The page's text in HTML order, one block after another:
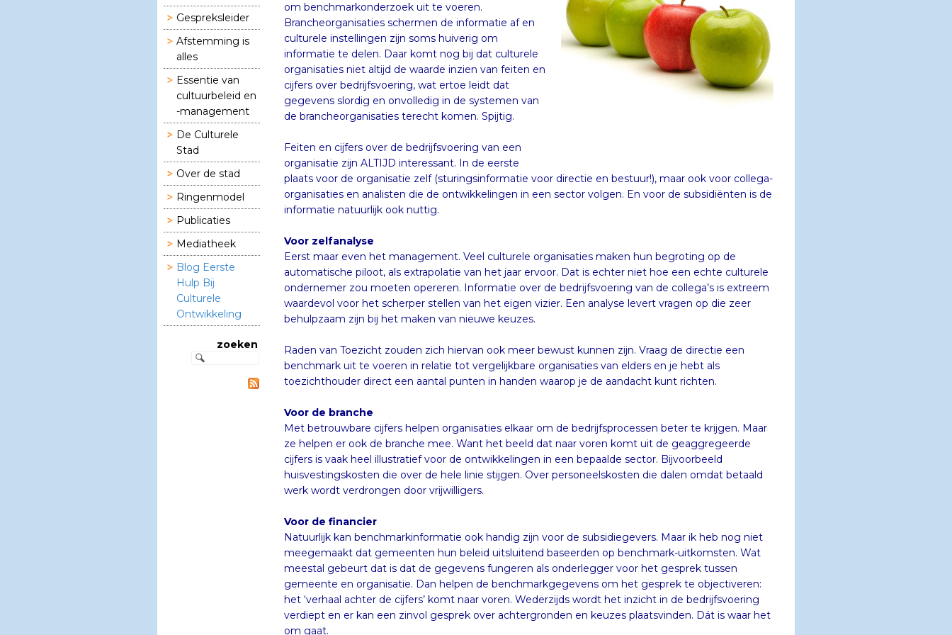
Gespreksleider
Afstemming is
alles
Essentie van
cultuurbeleid en
-management
De Culturele
Stad
Over de stad
Ringenmodel
Publicaties
Mediatheek
Blog Eerste
Hulp Bij
Culturele
Ontwikkeling
zoeken
de brancheorganisaties terecht komen. Spijtig.
Feiten en cijfers over de bedrijfsvoering van een
organisatie zijn ALTIJD interessant. In de eerste
plaats voor de organisatie zelf (sturingsinformatie voor directie en bestuur!), maar ook voor collega-
organisaties en analisten die de ontwikkelingen in een sector volgen. En voor de subsidiënten is de
informatie natuurlijk ook nuttig.
Voor zelfanalyse
Eerst maar even het management. Veel culturele organisaties maken hun begroting op de
automatische piloot, als extrapolatie van het jaar ervoor. Dat is echter niet hoe een echte culturele
ondernemer zou moeten opereren. Informatie over de bedrijfsvoering van de collega’s is extreem
waardevol voor het scherper stellen van het eigen vizier. Een analyse levert vragen op die zeer
behulpzaam zijn bij het maken van nieuwe keuzes.
Raden van Toezicht zouden zich hiervan ook meer bewust kunnen zijn. Vraag de directie een
benchmark uit te voeren in relatie tot vergelijkbare organisaties van elders en je hebt als
toezichthouder direct een aantal punten in handen waarop je de aandacht kunt richten.
Voor de branche
Met betrouwbare cijfers helpen organisaties elkaar om de bedrijfsprocessen beter te krijgen. Maar
ze helpen er ook de branche mee. Want het beeld dat naar voren komt uit de geaggregeerde
cijfers is vaak heel illustratief voor de ontwikkelingen in een bepaalde sector. Bijvoorbeeld
huisvestingskosten die over de hele linie stijgen. Over personeelskosten die dalen omdat betaald
werk wordt verdrongen door vrijwilligers.
Voor de financier
Natuurlijk kan benchmarkinformatie ook handig zijn voor de subsidiegevers. Maar ik heb nog niet
meegemaakt dat gemeenten hun beleid uitsluitend baseerden op benchmark-uitkomsten. Wat
meestal gebeurt dat is dat de gegevens fungeren als onderlegger voor het gesprek tussen
gemeente en organisatie. Dan helpen de benchmarkgegevens om het gesprek te objectiveren:
het ‘verhaal achter de cijfers’ komt naar voren. Wederzijds wordt het inzicht in de bedrijfsvoering
verdiept en er kan een zinvol gesprek over achtergronden en keuzes plaatsvinden. Dát is waar het
om gaat.